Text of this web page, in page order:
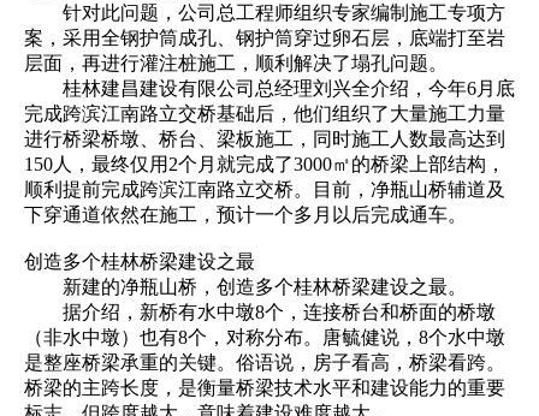
针对此问题，公司总工程师组织专家编制施工专项方
案，采用全钢护筒成孔、钢护筒穿过卵石层，底端打至岩
层面，再进行灌注桩施工，顺利解决了塌孔问题。
桂林建昌建设有限公司总经理刘兴全介绍，今年6月底
完成跨滨江南路立交桥基础后，他们组织了大量施工力量
进行桥梁桥墩、桥台、梁板施工，同时施工人数最高达到
150人，最终仅用2个月就完成了3000㎡的桥梁上部结构，
顺利提前完成跨滨江南路立交桥。目前，净瓶山桥辅道及
下穿通道依然在施工，预计一个多月以后完成通车。
创造多个桂林桥梁建设之最
新建的净瓶山桥，创造多个桂林桥梁建设之最。
据介绍，新桥有水中墩8个，连接桥台和桥面的桥墩
（非水中墩）也有8个，对称分布。唐毓健说，8个水中墩
是整座桥梁承重的关键。俗语说，房子看高，桥梁看跨。
桥梁的主跨长度，是衡量桥梁技术水平和建设能力的重要